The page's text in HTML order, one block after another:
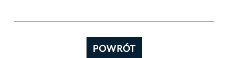
POWRÓT